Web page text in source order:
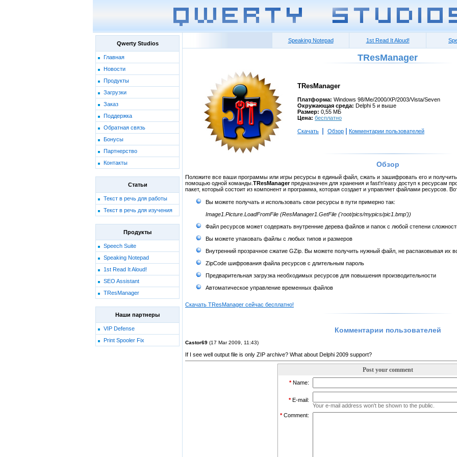
Qwerty Studios
Главная
Новости
Продукты
Загрузки
Заказ
Поддержка
Обратная связь
Бонусы
Партнерство
Контакты
Статьи
Текст в речь для работы
Текст в речь для изучения
Продукты
Speech Suite
Speaking Notepad
1st Read It Aloud!
SEO Assistant
TResManager
Наши партнеры
VIP Defense
Print Spooler Fix
Speaking Notepad 1st Read It Aloud!
TResManager
TResManager
Платформа: Windows 98/Me/2000/XP/2003/Vista/Seven
Окружающая среда: Delphi 5 и выше
Размер: 0,55 МБ
Цена: бесплатно
Скачать | Обзор | Комментарии пользователей
Обзор
Положите все ваши программы или игры ресурсы в единый файл, сжать и зашифровать его и
помощью одной команды. TResManagerпредназначен для хранения и fast'n'easy доступ к ресурсам
пакет, который состоит из компонент и программа, которая создает и управляет файлами ресурсов.
Вы можете получать и использовать свои ресурсы в пути примерно так:
Image1.Picture.LoadFromFile (ResManager1.GetFile ('root/pics/mypics/pic1.bmp'))
Файл ресурсов может содержать внутренние дерева файлов и папок с любой степени
Вы можете упаковать файлы с любых типов и размеров
Внутренний прозрачное сжатие GZip. Вы можете получить нужный файл, не распаковывая их
ZipCode шифрования файла ресурсов с длительным пароль
Предварительная загрузка необходимых ресурсов для повышения производительности
Автоматическое управление временных файлов
Скачать TResManager сейчас бесплатно!
Комментарии пользователей
Castor69 (17 Mar 2009, 11:43)
If I see well output file is only ZIP archive? What about Delphi 2009 support?
Post your comment
*Name:
*E-mail:
Your e-mail address won't be shown to the public.
*Comment: